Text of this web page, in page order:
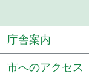
庁舎案内
市へのアクセス